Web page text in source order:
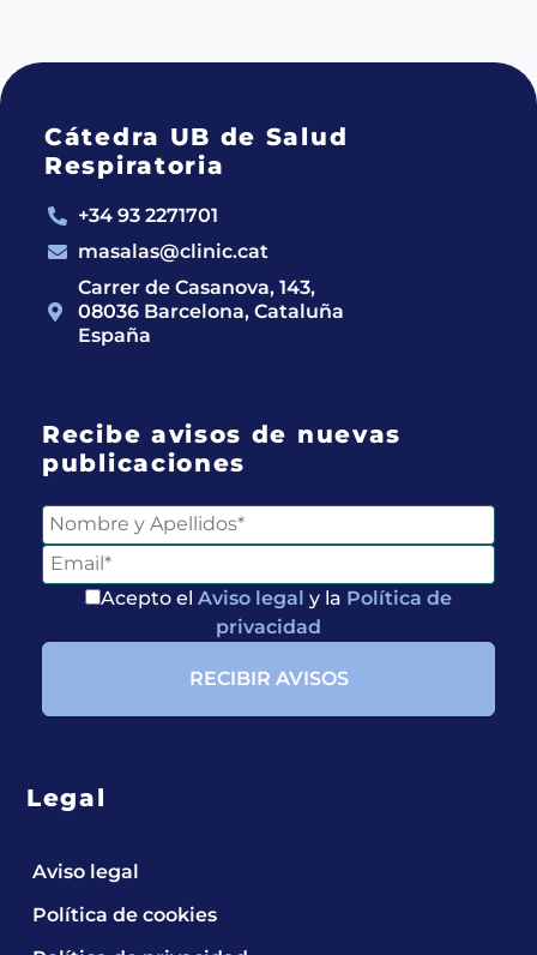
Cátedra UB de Salud
Respiratoria
+34 93 2271701
masalas@clinic.cat
Carrer de Casanova, 143,
08036 Barcelona, Cataluña
España
Recibe avisos de nuevas
publicaciones
Acepto el Aviso legal y la Política de
privacidad
Legal
Aviso legal
Política de cookies